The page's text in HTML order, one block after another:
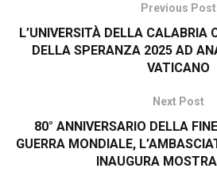
Previous Post
L’UNIVERSITÀ DELLA CALABRIA
DELLA SPERANZA 2025 AD
VATICANO
Next Post
80° ANNIVERSARIO DELLA
GUERRA MONDIALE,
INAUGURA